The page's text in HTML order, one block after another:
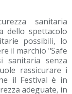
sanitaria
dello spettacolo
possibili, lo
il marchio "Safe
sanitaria senza
rassicurare i
il Festival è in
adeguate, in